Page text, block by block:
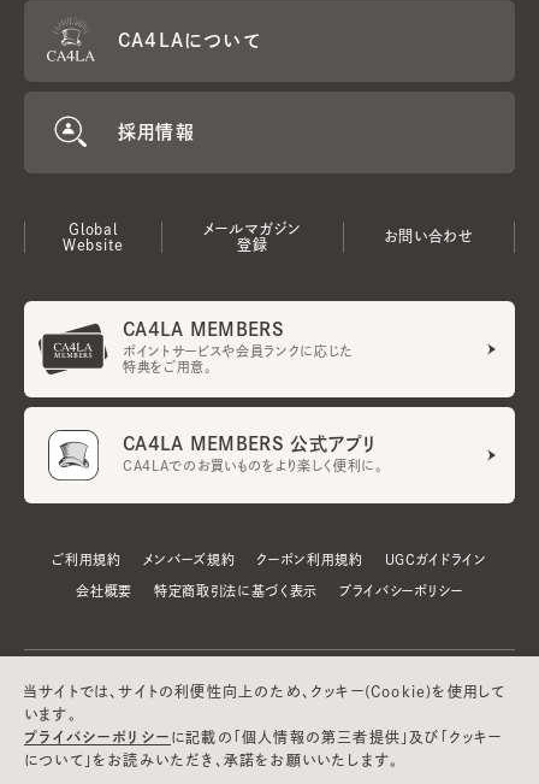
CA4LAについて
採用情報
Global
Website
メールマガジン
登録
お問い合わせ
CA4LA MEMBERS
ポイントサービスや会員ランクに応じた
特典をご用意。
CA4LA MEMBERS 公式アプリ
CA4LAでのお買いものをより楽しく便利に。
ご利用規約 メンバーズ規約 クーポン利用規約 UGCガイドライン
会社概要 特定商取引法に基づく表示 プライバシーポリシー
当サイトでは、サイトの利便性向上のため、クッキー(Cookie)を使用して
います。
プライバシーポリシー に記載の「個人情報の第三者提供」及び「クッキー
について」をお読みいただき、承諾をお願いいたします。